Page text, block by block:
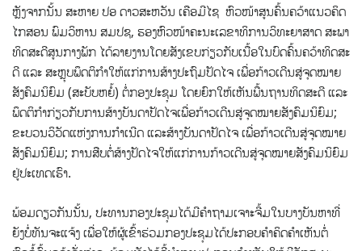
ຫຼັງຈາກນັ້ນ ສະຫາຍ ປອ ດາວສະຫວັນ ເຄືອມີໄຊ ຫົວໜ້າສູນຄົ້ນຄວ້າແນວຄິດ
ໄກສອນ ພົມວິຫານ ສມປຊ, ຮອງຫົວໜ້າຄະນະເລຂາທິການວິທະຍາສາດ ສະພາ
ທິດສະດີສູນກາງພັກ ໄດ້ລາຍງານ​ໂດຍສັງເຂບກ່ຽວ​ກັບ​ເນື້ອ​ໃນ​ບົດ​ຄົ້ນ​ຄວ້າ​ທິດ​ສະ​
ດີ ແລະ​ ສະ​ຫຼຸບ​ພຶດ​ຕິ​ກຳ​ໃຫ້​ແກ່​ການ​ສ້າງ​ປະ​ຖົມ​ປັດ​ໄຈ ເພື່ອ​ກ້າວ​ເດີນ​ສູ່​ຈຸດ​ໝາຍ​
ສັງ​ຄົມ​ນິ​ຍົມ (ສະ​ບັບ​ຫຍໍ້) ຕໍ່ກອງປະຊຸມ ໂດຍ​ຍົກ​ໃຫ້​ເຫັນພື້ນ​ຖານ​ທິດ​ສະ​ດີ ແລະ​
ພຶດ​ຕິ​ກຳ​ກ່ຽວ​ກັບ​ການ​ສ້າງ​ບັນ​ດາ​ປັດ​ໄຈ​ເພື່ອ​ກ້າວ​ເດີນ​ສູ່​ຈຸດ​ໝາຍ​ສັງ​ຄົມ​ນິ​ຍົມ​;
ຂະ​ບວນ​ວິ​ວັດ​ແຫ່ງ​ການ​ກຳ​ເນີດ ແລະ​ສ້າງ​ບັນ​ດາ​ປັດ​ໄຈ ເພື່ອ​ກ້າວ​ເດີນ​ສູ່​ຈຸດ​ໝາຍ​
ສັງ​ຄົມ​ນິ​ຍົມ; ການ​ສືບ​ຕໍ່​ສ້າງ​ປັດ​ໄຈ​ໃຫ້​ແກ່​ການ​ກ້າວ​ເດີນ​ສູ່​ຈຸດ​ໝາຍ​ສັງ​ຄົມ​ນິ​ຍົມ
ຢູ່​ປະ​ເທດ​ເຮົາ.
ພ້ອມ​ດຽວ​ກັນ​ນັ້ນ, ປະທານກອງປະຊຸມໄດ້ມີຄໍາຖາມເຈາະຈີ້ມໃນບາງບັນຫາທີ່
ຍັງບໍ່ທັນຈະ​ແຈ້ງ ເພື່ອໃຫ້ຜູ້ເຂົ້າຮ່ວມກອງປະຊຸມໄດ້ປະກອບຄຳຄິດຄຳເຫັນຕໍ່